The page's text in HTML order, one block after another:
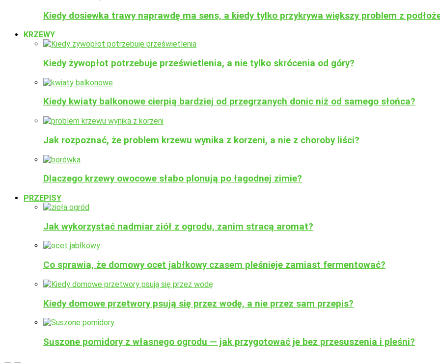
Kiedy dosiewka trawy naprawdę ma sens, a kiedy tylko przykrywa większy problem z
KRZEWY
Kiedy żywopłot potrzebuje prześwietlenia, a nie tylko skrócenia od góry?
Kiedy kwiaty balkonowe cierpią bardziej od przegrzanych donic niż od samego słońca?
Jak rozpoznać, że problem krzewu wynika z korzeni, a nie z choroby liści?
Dlaczego krzewy owocowe słabo plonują po łagodnej zimie?
PRZEPISY
Jak wykorzystać nadmiar ziół z ogrodu, zanim stracą aromat?
Co sprawia, że domowy ocet jabłkowy czasem pleśnieje zamiast fermentować?
Kiedy domowe przetwory psują się przez wodę, a nie przez sam przepis?
Suszone pomidory z własnego ogrodu — jak przygotować je bez przesuszenia i pleśni?